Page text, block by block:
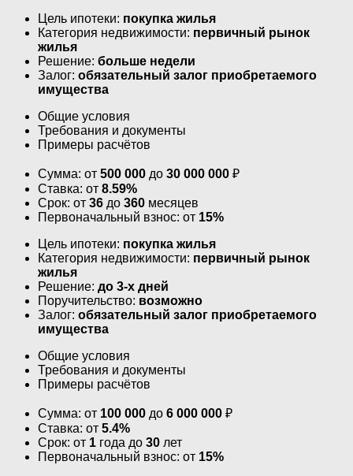
Цель ипотеки: покупка жилья
Категория недвижимости: первичный рынок
жилья
Решение: больше недели
Залог: обязательный залог приобретаемого
имущества
Общие условия
Требования и документы
Примеры расчётов
Сумма: от 500 000 до 30 000 000 ₽
Ставка: от 8.59%
Срок: от 36 до 360 месяцев
Первоначальный взнос: от 15%
Цель ипотеки: покупка жилья
Категория недвижимости: первичный рынок
жилья
Решение: до 3-х дней
Поручительство: возможно
Залог: обязательный залог приобретаемого
имущества
Общие условия
Требования и документы
Примеры расчётов
Сумма: от 100 000 до 6 000 000 ₽
Ставка: от 5.4%
Срок: от 1 года до 30 лет
Первоначальный взнос: от 15%